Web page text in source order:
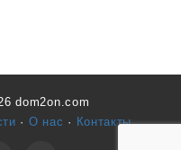
dom2on.com
· О нас · Контакты